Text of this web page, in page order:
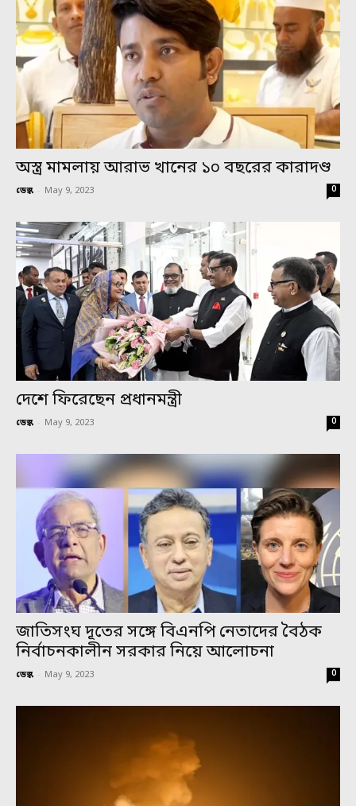
অস্ত্র মামলায় আরাভ খানের ১০ বছরের কারাদণ্ড
ডেস্ক - May 9, 2023 0
দেশে ফিরেছেন প্রধানমন্ত্রী
ডেস্ক - May 9, 2023 0
জাতিসংঘ দূতের সঙ্গে বিএনপি নেতাদের বৈঠক
নির্বাচনকালীন সরকার নিয়ে আলোচনা
ডেস্ক - May 9, 2023 0